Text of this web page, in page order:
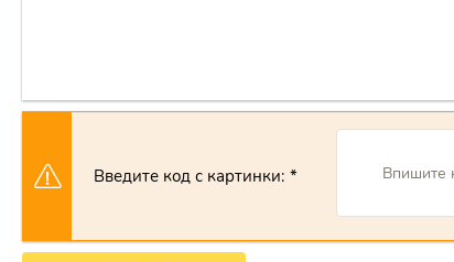
Введите код с картинки: